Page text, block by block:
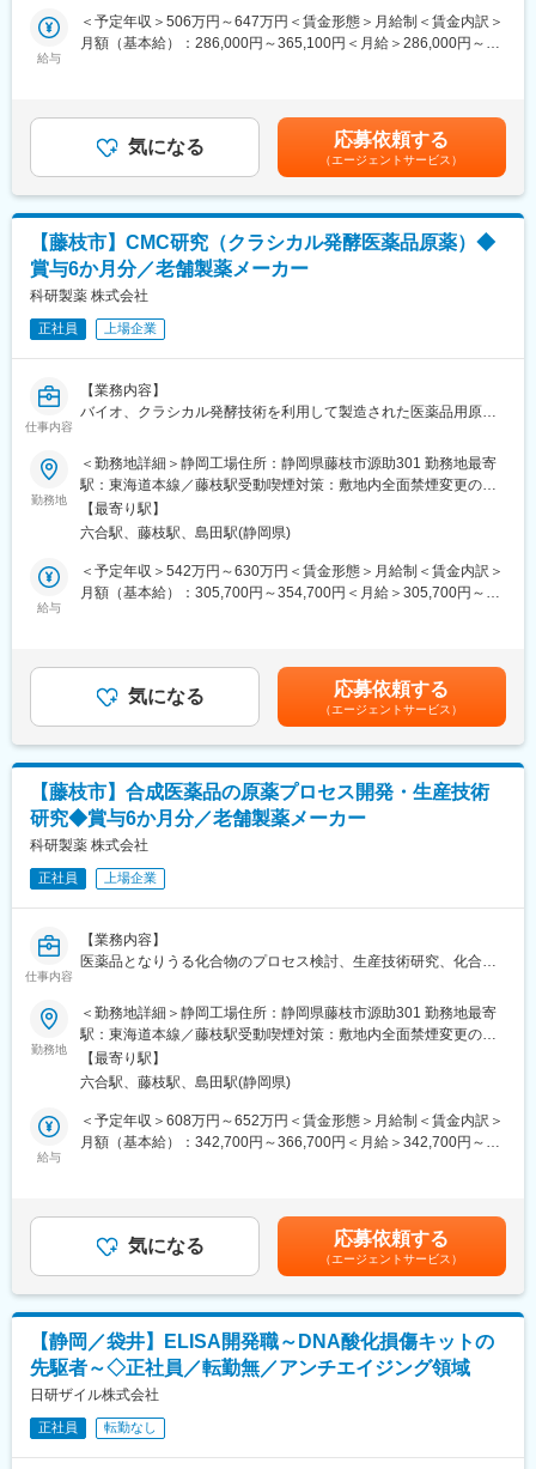
■品質記録の確認・承認
【このような方を歓迎致します】
■活発な対話・議論を通じて、職場を盛り上げてくださる方
【戦略・ビジョン】
最先端の製品で、『最優』の成果をつくる。世界に存在感を示す
製薬会社になることが私たちのめざす未来です。日本・アメリ
カ・カナダにおいて共同開発された日本初外用爪白癬治療剤「ク
レナフィン」を、現在はアジアを中心に海外展開しています。
【社風・風土】
同社の前身は大正9年に設立された理化学研究所。その頃から受け
継がれた真摯で探究心旺盛な風土は今でも変わることはありませ
ん。また、人材育成にも力を入れており、「変革と創造への挑
ポートしています。
変更の範囲：会社の定める業務
給与
＜予定年収＞506万円～647万円＜賃金形態＞月給制＜賃金内訳＞
月額（基本給）：286,000円～365,100円＜月給＞286,000円～
があります。月給(月額)は固定手当を含めた表記です。
気になる 応募依頼する
（エージェントサービス）
【藤枝市】CMC研究（クラシカル発酵医薬品原薬）◆
賞与6か月分／老舗製薬メーカー
科研製薬 株式会社
正社員 上場企業
仕事内容
【業務内容】
バイオ、クラシカル発酵技術を利用して製造された医薬品用原薬
及びコスト低減を目的とした生産技術研究、新規医薬品用原薬に
関するCMC業務をお任せします。
【業務詳細】
■生産用微生物の維持改良、製造法の改良によるコスト低減、工場
で発生した諸課題に対する技術支援、医薬品候補（原薬）の評価
及び上市へ向けた研究開発
■配属先組織名：CMCセンター原薬部第
■在籍人数：18名（第１Gプロセス合成系10名、第２Gバイオ系7
当社は1948年に財団法人理化学研究所を前身として設立された研
究開発型の製薬企業です。日本初の外用爪白癬治療剤「クレナフ
ィン」、関節機能改善剤「アルツ」など日本初・世界初となるユ
ニークな製品の提供を通して、患者さんのクオリティ・オブ・ラ
イフの向上に努め、人々がより良い人生を送るウェルビーイング
への貢献に注力しています。
【戦略・ビジョン】
最先端の製品で、『最優』の成果をつくる。世界に存在感を示す
製薬会社になることが私たちのめざす未来です。日本・アメリ
レナフィン」を、現在はアジアを中心に海外展開しています。
変更の範囲：会社の定める業務
勤務地
＜勤務地詳細＞静岡工場住所：静岡県藤枝市源助301 勤務地最寄
駅：東海道本線／藤枝駅受動喫煙対策：敷地内全面禁煙変更の範
囲：会社の定める事業所
【最寄り駅】
六合駅、藤枝駅、島田駅(静岡県)
給与
＜予定年収＞542万円～630万円＜賃金形態＞月給制＜賃金内訳＞
月額（基本給）：305,700円～354,700円＜月給＞305,700円～
を通じて上下する可能性があります。月給(月額)は固定手当を含め
た表記です。気になる 応募依頼する
（エージェントサービス）
【藤枝市】合成医薬品の原薬プロセス開発・生産技術
研究◆賞与6か月分／老舗製薬メーカー
科研製薬 株式会社
正社員 上場企業
仕事内容
【業務内容】
医薬品となりうる化合物のプロセス検討、生産技術研究、化合物
業務をお任せします。
【業務詳細】
■化合物の合成
■合成法の立案・合成法検討（スケールアップ検討）を含む・技術
検討計画書、報告書の作成など
名）
ィン」、関節機能改善剤「アルツ」など日本初・世界初となるユ
ニークな製品の提供を通して、患者さんのクオリティ・オブ・ラ
イフの向上に努め、人々がより良い人生を送るウェルビーイング
への貢献に注力しています。
【戦略・ビジョン】
最先端の製品で、『最優』の成果をつくる。世界に存在感を示す
勤務地
＜勤務地詳細＞静岡工場住所：静岡県藤枝市源助301 勤務地最寄
駅：東海道本線／藤枝駅受動喫煙対策：敷地内全面禁煙変更の範
囲：会社の定める事業所
【最寄り駅】
六合駅、藤枝駅、島田駅(静岡県)
給与
＜予定年収＞608万円～652万円＜賃金形態＞月給制＜賃金内訳＞
月額（基本給）：342,700円～366,700円＜月給＞342,700円～
を通じて上下する可能性があります。月給(月額)は固定手当を含め
た表記です。気になる 応募依頼する
（エージェントサービス）
【静岡／袋井】ELISA開発職～DNA酸化損傷キットの
先駆者～◇正社員／転勤無／アンチエイジング領域
日研ザイル株式会社
正社員 転勤なし